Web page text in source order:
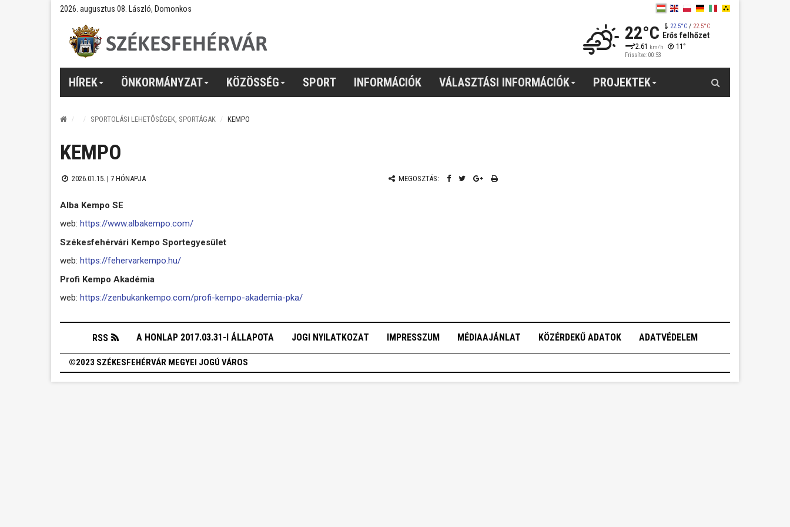
2026. augusztus 08. László, Domonkos
22°C 22.5°C/ 22.5°C
Erős felhőzet
2.61 km/h 11°
Frissítve: 00:53
HÍREK ÖNKORMÁNYZAT KÖZÖSSÉG SPORT INFORMÁCIÓK VÁLASZTÁSI INFORMÁCIÓK PROJEKTEK
SPORTOLÁSI LEHETŐSÉGEK, SPORTÁGAK KEMPO
KEMPO
2026.01.15. | 7 HÓNAPJA MEGOSZTÁS:
Alba Kempo SE
web: https://www.albakempo.com/
Székesfehérvári Kempo Sportegyesület
web: https://fehervarkempo.hu/
Profi Kempo Akadémia
web: https://zenbukankempo.com/profi-kempo-akademia-pka/
RSS A HONLAP 2017.03.31-I ÁLLAPOTA JOGI NYILATKOZAT IMPRESSZUM MÉDIAAJÁNLAT KÖZÉRDEKŰ ADATOK ADATVÉDELEM
©2023 SZÉKESFEHÉRVÁR MEGYEI JOGÚ VÁROS